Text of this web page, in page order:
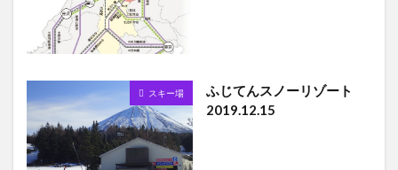
スキー場
ふじてんスノーリゾート
2019.12.15